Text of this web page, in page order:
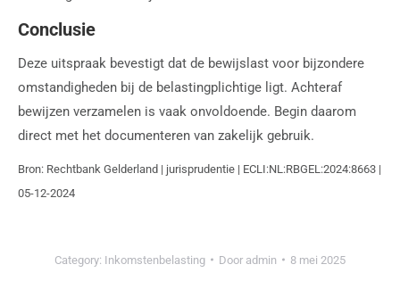
Conclusie
Deze uitspraak bevestigt dat de bewijslast voor bijzondere
omstandigheden bij de belastingplichtige ligt. Achteraf
bewijzen verzamelen is vaak onvoldoende. Begin daarom
direct met het documenteren van zakelijk gebruik.
Bron: Rechtbank Gelderland | jurisprudentie | ECLI:NL:RBGEL:2024:8663 |
05-12-2024
Category: Inkomstenbelasting Door admin 8 mei 2025